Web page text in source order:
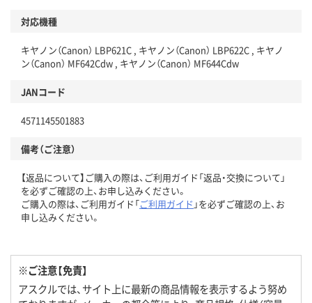
対応機種
キヤノン（Canon） LBP621C , キヤノン（Canon） LBP622C , キヤノ
ン（Canon） MF642Cdw , キヤノン（Canon） MF644Cdw
JANコード
4571145501883
備考（ご注意）
【返品について】ご購入の際は、ご利用ガイド「返品・交換について」
を必ずご確認の上、お申し込みください。
ご購入の際は、ご利用ガイド「ご利用ガイド 」を必ずご確認の上、お
申し込みください。
※ご注意【免責】
アスクルでは、サイト上に最新の商品情報を表示するよう努め